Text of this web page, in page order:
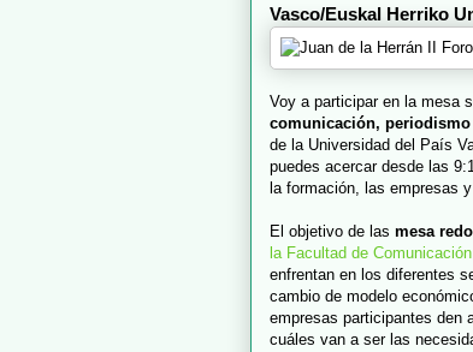
Vasco/Euskal Herriko
Voy a participar en la mesa
comunicación,
de la Universidad del País
puedes acercar desde las
la formación, las empresas
El objetivo de las mesa
la Facultad de
enfrentan en los diferentes
cambio de modelo
empresas participantes den
cuáles van a ser las